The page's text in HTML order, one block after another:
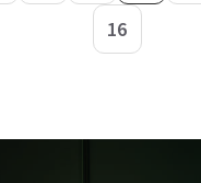
16